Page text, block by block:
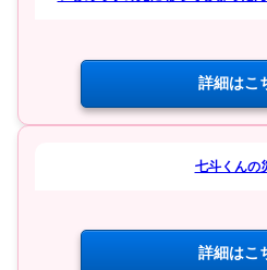
詳細はこ
七斗くんの
詳細はこ